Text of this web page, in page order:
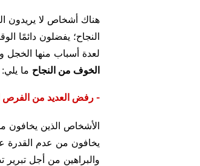
هناك أشخاص لا يريدون
النجاح؛ يفضلون دائمًا
لعدة أسباب منها الخجل
الخوف من النجاح ما يلي:
- رفض العديد من
الأشخاص الذين يخافون
يخافون من عدم القدرة
والبراهين من أجل